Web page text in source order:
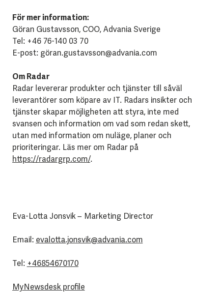
För mer information:
Göran Gustavsson, COO, Advania Sverige
Tel: +46 76-140 03 70
E-post: göran.gustavsson@advania.com
Om Radar
Radar levererar produkter och tjänster till såväl
leverantörer som köpare av IT. Radars insikter och
tjänster skapar möjligheten att styra, inte med
svansen och information om vad som redan skett,
utan med information om nuläge, planer och
prioriteringar. Läs mer om Radar på
https://radargrp.com/.
Eva-Lotta Jonsvik – Marketing Director
Email: evalotta.jonsvik@advania.com
Tel: +46854670170
MyNewsdesk profile